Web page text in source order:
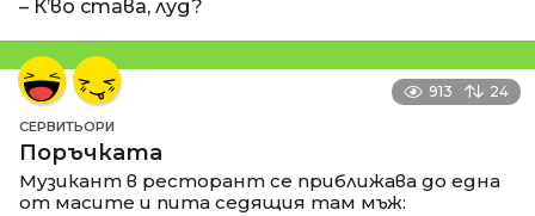
– К’во става, луд?
913 24
СЕРВИТЬОРИ
Поръчката
Музикант в ресторант се приближава до една
от масите и пита седящия там мъж: